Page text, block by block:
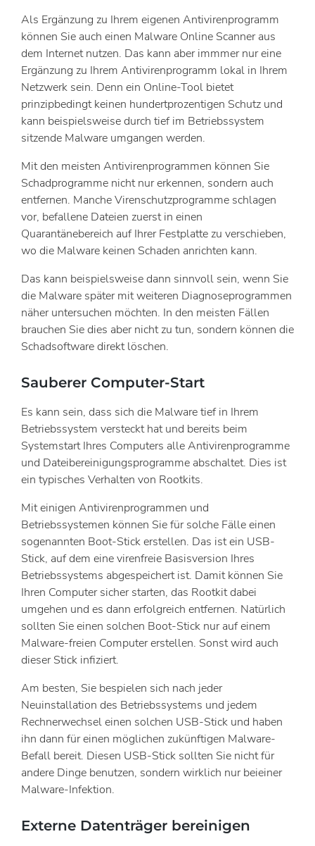
Als Ergänzung zu Ihrem eigenen Antivirenprogramm
können Sie auch einen Malware Online Scanner aus
dem Internet nutzen. Das kann aber immmer nur eine
Ergänzung zu Ihrem Antivirenprogramm lokal in Ihrem
Netzwerk sein. Denn ein Online-Tool bietet
prinzipbedingt keinen hundertprozentigen Schutz und
kann beispielsweise durch tief im Betriebssystem
sitzende Malware umgangen werden.
Mit den meisten Antivirenprogrammen können Sie
Schadprogramme nicht nur erkennen, sondern auch
entfernen. Manche Virenschutzprogramme schlagen
vor, befallene Dateien zuerst in einen
Quarantänebereich auf Ihrer Festplatte zu verschieben,
wo die Malware keinen Schaden anrichten kann.
Das kann beispielsweise dann sinnvoll sein, wenn Sie
die Malware später mit weiteren Diagnoseprogrammen
näher untersuchen möchten. In den meisten Fällen
brauchen Sie dies aber nicht zu tun, sondern können die
Schadsoftware direkt löschen.
Sauberer Computer-Start
Es kann sein, dass sich die Malware tief in Ihrem
Betriebssystem versteckt hat und bereits beim
Systemstart Ihres Computers alle Antivirenprogramme
und Dateibereinigungsprogramme abschaltet. Dies ist
ein typisches Verhalten von Rootkits.
Mit einigen Antivirenprogrammen und
Betriebssystemen können Sie für solche Fälle einen
sogenannten Boot-Stick erstellen. Das ist ein USB-
Stick, auf dem eine virenfreie Basisversion Ihres
Betriebssystems abgespeichert ist. Damit können Sie
Ihren Computer sicher starten, das Rootkit dabei
umgehen und es dann erfolgreich entfernen. Natürlich
sollten Sie einen solchen Boot-Stick nur auf einem
Malware-freien Computer erstellen. Sonst wird auch
dieser Stick infiziert.
Am besten, Sie bespielen sich nach jeder
Neuinstallation des Betriebssystems und jedem
Rechnerwechsel einen solchen USB-Stick und haben
ihn dann für einen möglichen zukünftigen Malware-
Befall bereit. Diesen USB-Stick sollten Sie nicht für
andere Dinge benutzen, sondern wirklich nur beieiner
Malware-Infektion.
Externe Datenträger bereinigen